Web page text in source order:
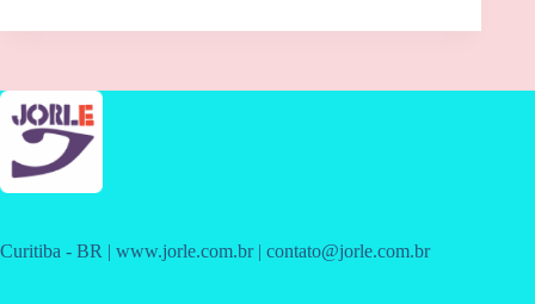
Curitiba - BR | www.jorle.com.br | contato@jorle.com.br